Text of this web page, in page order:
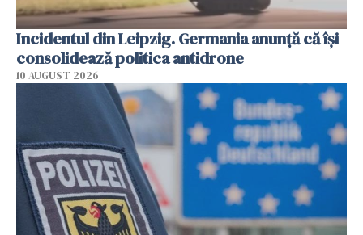
Incidentul din Leipzig. Germania anunță că își
consolidează politica antidrone
10 AUGUST 2026